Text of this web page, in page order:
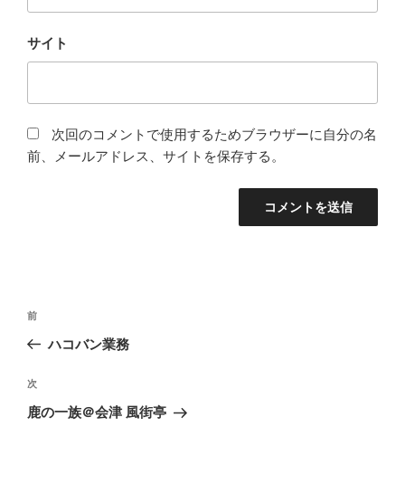
サイト
次回のコメントで使用するためブラウザーに自分の名
前、メールアドレス、サイトを保存する。
投
ビ
ゲ
過
去
投
稿
前
ハコバン業務
次
の
次
鹿の一族＠会津 風街亭